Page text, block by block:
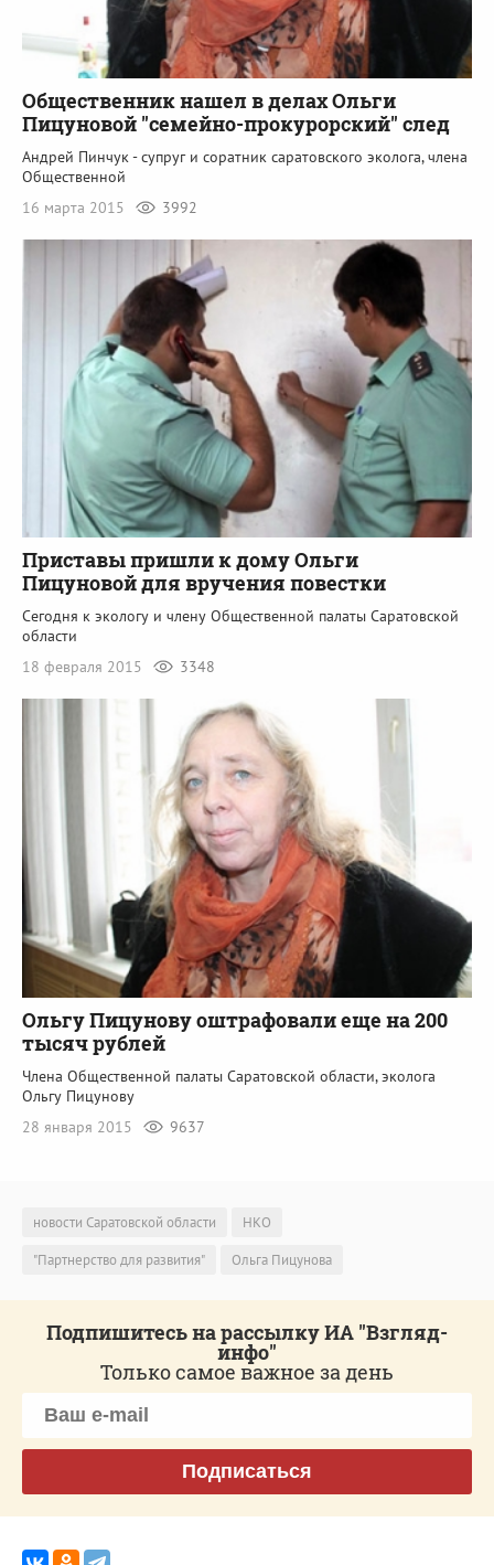
Общественник нашел в делах Ольги
Пицуновой "семейно-прокурорский" след
Андрей Пинчук - супруг и соратник саратовского эколога, члена
Общественной
16 марта 2015
3992
Приставы пришли к дому Ольги
Пицуновой для вручения повестки
Сегодня к экологу и члену Общественной палаты Саратовской
области
18 февраля 2015
3348
Ольгу Пицунову оштрафовали еще на 200
тысяч рублей
Члена Общественной палаты Саратовской области, эколога
Ольгу Пицунову
28 января 2015
9637
новости Саратовской области
НКО
"Партнерство для развития"
Ольга Пицунова
Подпишитесь на рассылку ИА "Взгляд-
инфо"
Только самое важное за день
Подписаться